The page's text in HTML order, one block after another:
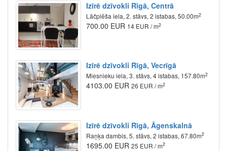
Izīrē dzīvokli Rīgā, Centrā
Lāčplēša iela, 2. stāvs, 2 istabas, 50.00m2
700.00 EUR 14 EUR / m2
Izīrē dzīvokli Rīgā, Vecrīgā
Miesnieku iela, 3. stāvs, 4 istabas, 157.80m2
4103.00 EUR 26 EUR / m2
Izīrē dzīvokli Rīgā, Āgenskalnā
Raņķa dambis, 5. stāvs, 2 istabas, 67.80m2
1695.00 EUR 25 EUR / m2